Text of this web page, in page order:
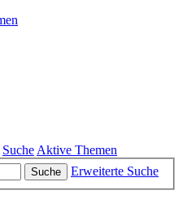
Suche Aktive Themen
Suche
Erweiterte Suche